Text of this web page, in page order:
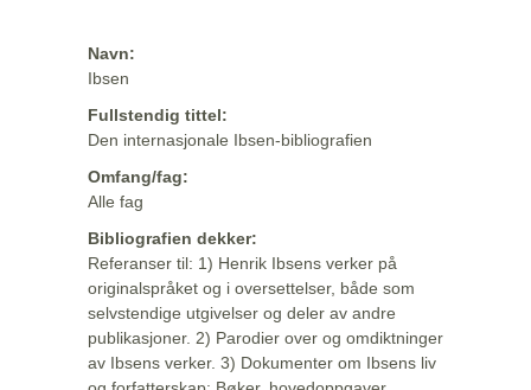
Navn:
Ibsen
Fullstendig tittel:
Den internasjonale Ibsen-bibliografien
Omfang/fag:
Alle fag
Bibliografien dekker:
Referanser til: 1) Henrik Ibsens verker på
originalspråket og i oversettelser, både som
selvstendige utgivelser og deler av andre
publikasjoner. 2) Parodier over og omdiktninger
av Ibsens verker. 3) Dokumenter om Ibsens liv